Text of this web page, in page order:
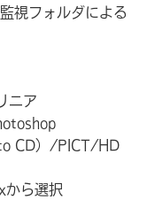
視フォルダによる
ニア
CD）/PICT/HD
ら選択